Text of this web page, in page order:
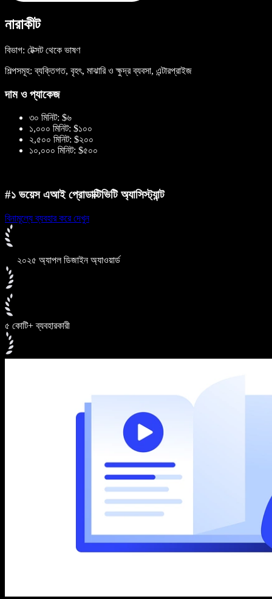
নারাকীট
বিভাগ: টেক্সট থেকে ভাষণ
শিল্পসমূহ: ব্যক্তিগত, বৃহৎ, মাঝারি ও ক্ষুদ্র ব্যবসা, এন্টারপ্রাইজ
দাম ও প্যাকেজ
৩০ মিনিট: $৬
১,০০০ মিনিট: $১০০
২,৫০০ মিনিট: $২০০
১০,০০০ মিনিট: $৫০০
#১ ভয়েস এআই প্রোডাক্টিভিটি অ্যাসিস্ট্যান্ট
বিনামূল্যে ব্যবহার করে দেখুন
২০২৫ অ্যাপল ডিজাইন অ্যাওয়ার্ড
৫ কোটি+ ব্যবহারকারী